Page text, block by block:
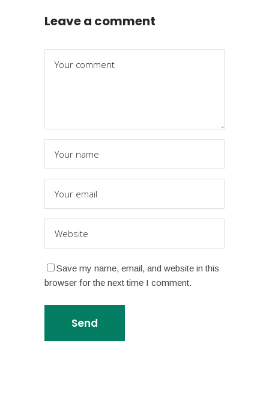
Leave a comment
Save my name, email, and website in this
browser for the next time I comment.